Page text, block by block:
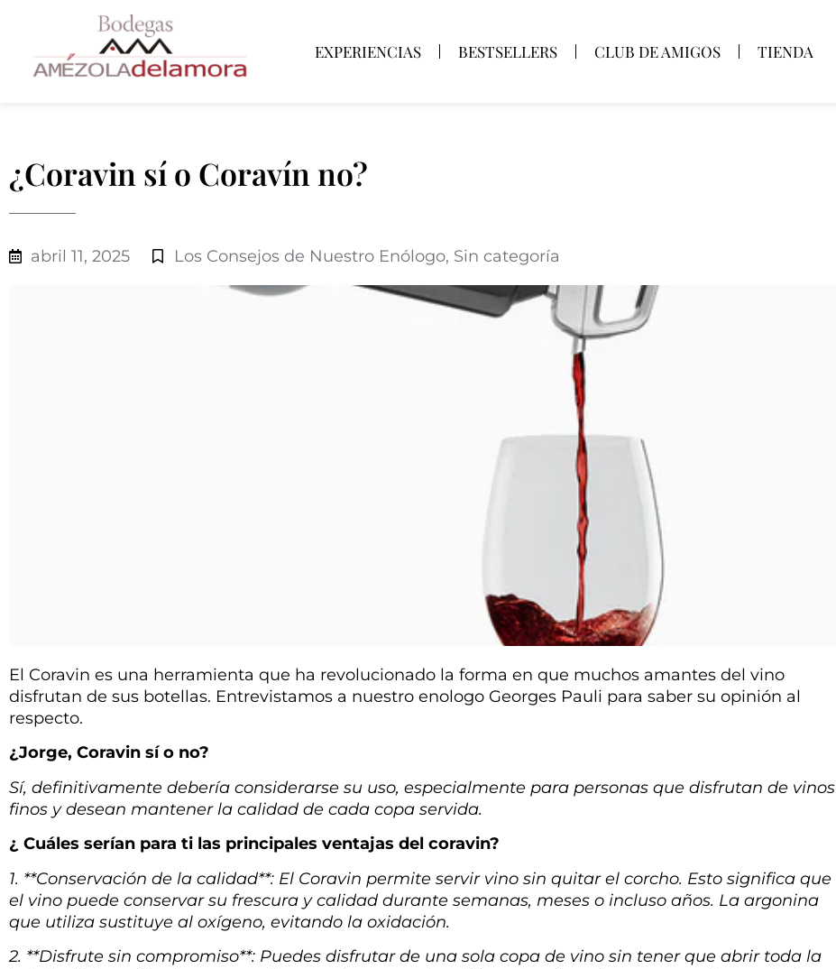
EXPERIENCIAS BESTSELLERS CLUB DE AMIGOS TIENDA
¿Coravin sí o Coravín no?
abril 11, 2025 Los Consejos de Nuestro Enólogo, Sin categoría
El Coravin es una herramienta que ha revolucionado la forma en que muchos amantes del vino
disfrutan de sus botellas. Entrevistamos a nuestro enologo Georges Pauli para saber su opinión al
respecto.
¿Jorge, Coravin sí o no?
Sí, definitivamente debería considerarse su uso, especialmente para personas que disfrutan de vinos
finos y desean mantener la calidad de cada copa servida.
¿ Cuáles serían para ti las principales ventajas del coravin?
1. **Conservación de la calidad**: El Coravin permite servir vino sin quitar el corcho. Esto significa que
el vino puede conservar su frescura y calidad durante semanas, meses o incluso años. La argonina
que utiliza sustituye al oxígeno, evitando la oxidación.
2. **Disfrute sin compromiso**: Puedes disfrutar de una sola copa de vino sin tener que abrir toda la